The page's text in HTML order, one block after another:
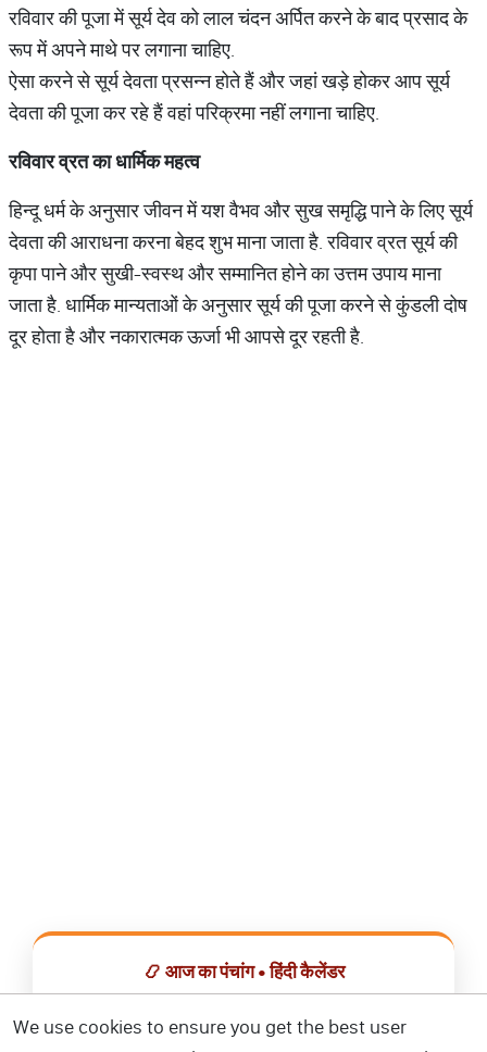
रविवार की पूजा में सूर्य देव को लाल चंदन अर्पित करने के बाद प्रसाद के
रूप में अपने माथे पर लगाना चाहिए.
ऐसा करने से सूर्य देवता प्रसन्न होते हैं और जहां खड़े होकर आप सूर्य
देवता की पूजा कर रहे हैं वहां परिक्रमा नहीं लगाना चाहिए.
रविवारव्रतकाधार्मिकमहत्व
हिन्दू धर्म के अनुसार जीवन में यश वैभव और सुख समृद्धि पाने के लिए सूर्य
देवता की आराधना करना बेहद शुभ माना जाता है. रविवार व्रत सूर्य की
कृपा पाने और सुखी-स्वस्थ और सम्मानित होने का उत्तम उपाय माना
जाता है. धार्मिक मान्यताओं के अनुसार सूर्य की पूजा करने से कुंडली दोष
दूर होता है और नकारात्मक ऊर्जा भी आपसे दूर रहती है.
📿 आज का पंचांग • हिंदी कैलेंडर
We use cookies to ensure you get the best user